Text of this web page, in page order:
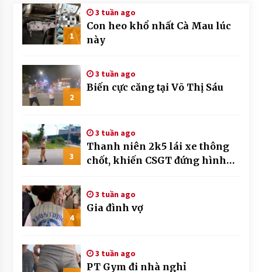
1
3 tuần ago
Con heo khổ nhất Cà Mau lúc
này
2
3 tuần ago
Biến cực căng tại Võ Thị Sáu
3
3 tuần ago
Thanh niên 2k5 lái xe thông
chốt, khiến CSGT đứng hình
4
3 tuần ago
Gia đình vợ
3 tuần ago
PT Gym đi nhà nghỉ